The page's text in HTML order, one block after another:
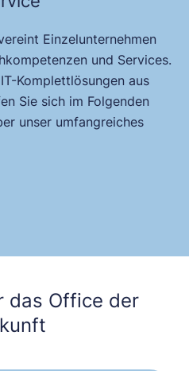
Einzelunternehmen
und Services.
Komplettlösungen aus
Sie sich im Folgenden
unser umfangreiches
das Office der